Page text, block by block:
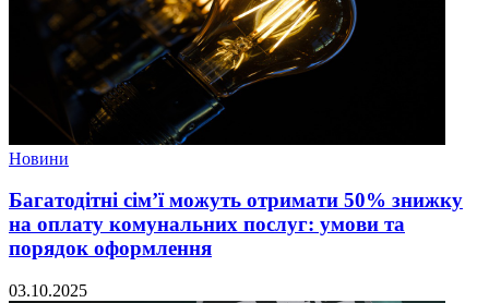
Новини
Багатодітні сім’ї можуть отримати 50% знижку
на оплату комунальних послуг: умови та
порядок оформлення
03.10.2025